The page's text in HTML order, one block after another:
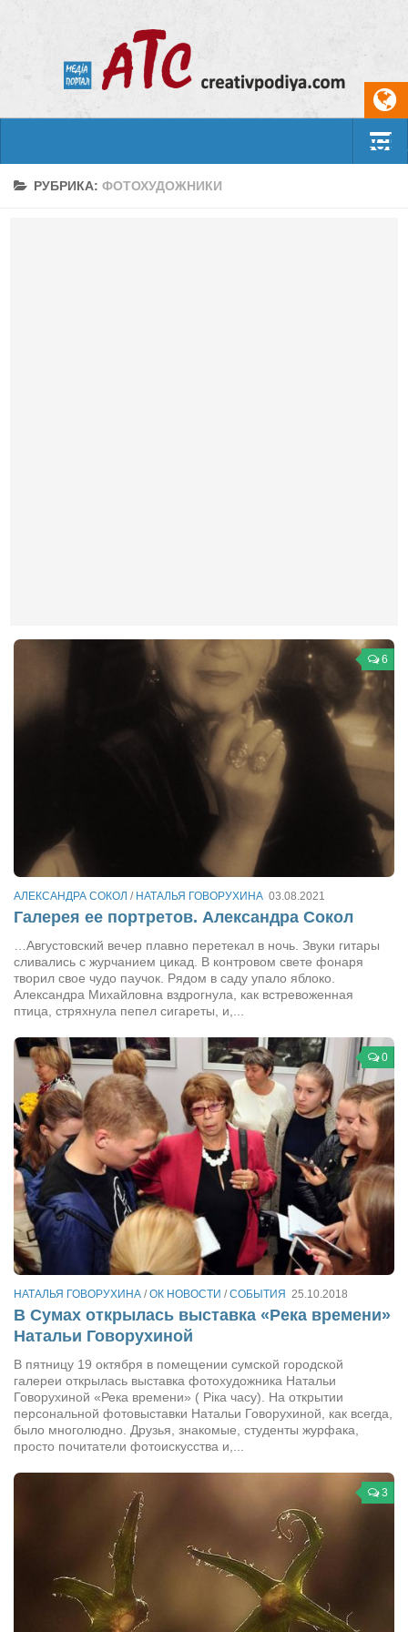
События
Деньги
Экология
Активный отдых
Досье
Арт-менеджеры
Лариса Ильченко
Орест Коваль
Тамара Кубракова
Елена Мельник
Вера Паненко
Семён Салатенко
Сергей Шепилов
Актёры
Валентин Бурый
Артём Мяус
Барды
Владимир Айзенберг
Игорь Добровольский
Ольга Козаченко
Оксана Скоробагатская
Евгений Полюхович
Ольга Чикина
Бизнес-партнёры
Здоровье
Врач психиатр–нарколог Анплеев А.Б.
РУБРИКА: ФОТОХУДОЖНИКИ
6
АЛЕКСАНДРА СОКОЛ / НАТАЛЬЯ ГОВОРУХИНА 03.08.2021
Галерея ее портретов. Александра Сокол
…Августовский вечер плавно перетекал в ночь. Звуки гитары
сливались с журчанием цикад. В контровом свете фонаря
творил свое чудо паучок. Рядом в саду упало яблоко.
Александра Михайловна вздрогнула, как встревоженная
птица, стряхнула пепел сигареты, и,...
0
НАТАЛЬЯ ГОВОРУХИНА /ОК НОВОСТИ /СОБЫТИЯ 25.10.2018
В Сумах открылась выставка «Река времени»
Натальи Говорухиной
В пятницу 19 октября в помещении сумской городской
галереи открылась выставка фотохудожника Натальи
Говорухиной «Река времени» ( Ріка часу). На открытии
персональной фотовыставки Натальи Говорухиной, как всегда,
было многолюдно. Друзья, знакомые, студенты журфака,
просто почитатели фотоискусства и,...
3